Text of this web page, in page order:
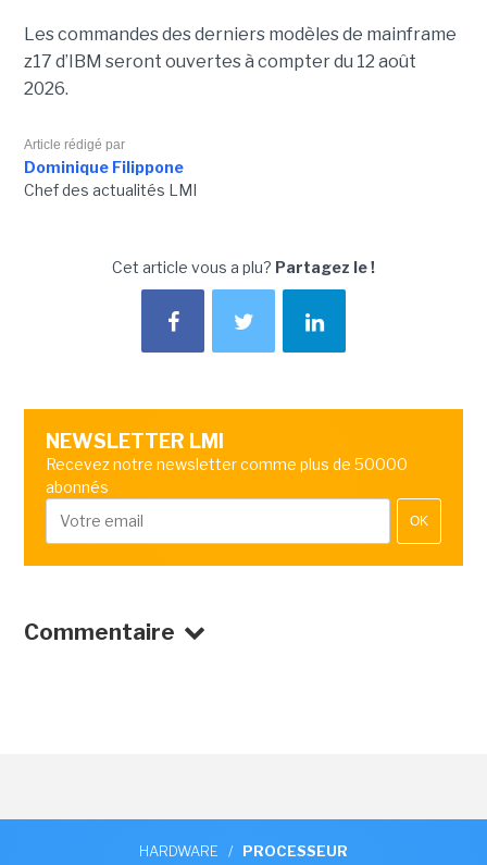
Les commandes des derniers modèles de mainframe
z17 d’IBM seront ouvertes à compter du 12 août
2026.
Article rédigé par
Dominique Filippone
Chef des actualités LMI
Cet article vous a plu? Partagez le !
NEWSLETTER LMI
Recevez notre newsletter comme plus de 50000
abonnés
OK
Commentaire
HARDWARE / PROCESSEUR